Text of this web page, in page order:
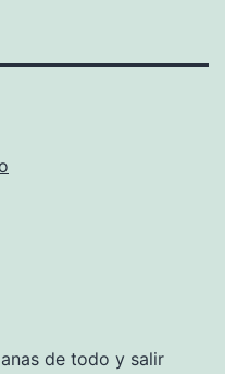
de todo y salir